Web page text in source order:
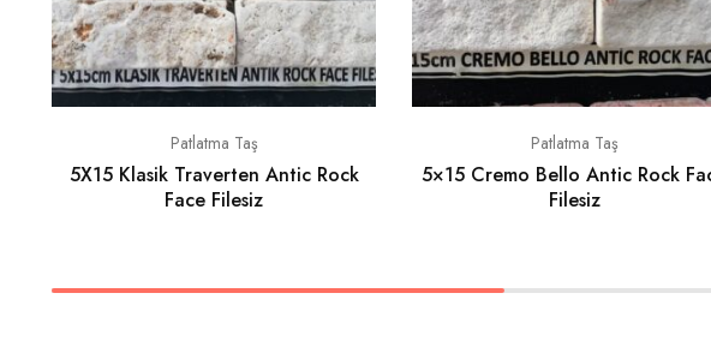
Patlatma Taş
5X15 Klasik Traverten Antic Rock
Face Filesiz
Patlatma Taş
5×15 Cremo Bello Antic Rock
Filesiz